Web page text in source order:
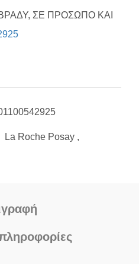
ΣΕ ΠΡΟΣΩΠΟ ΚΑΙ
La Roche Posay ,